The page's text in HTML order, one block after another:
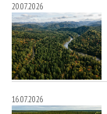
20.07.2026
16.07.2026